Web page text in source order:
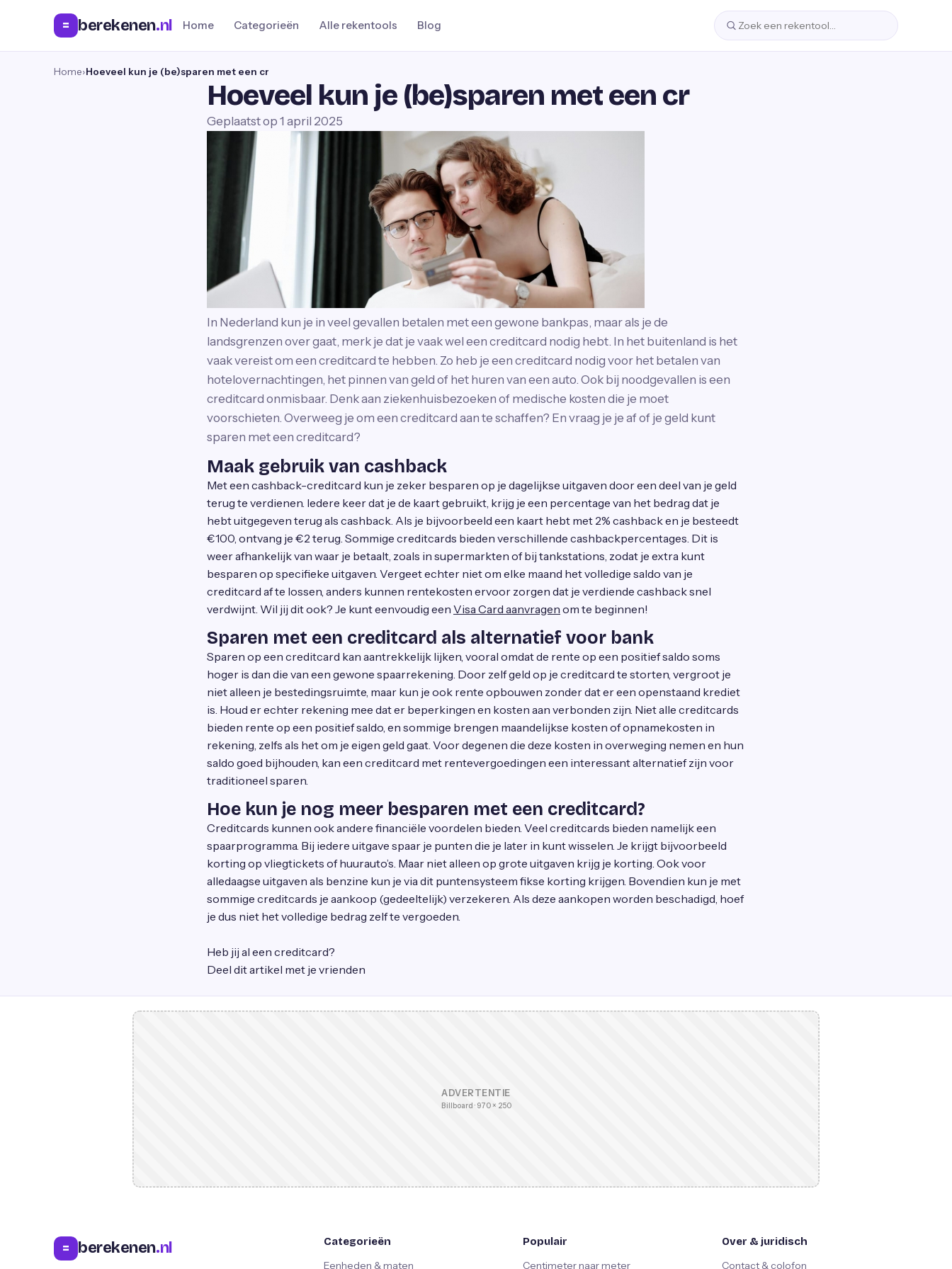
= berekenen.nl Home Categorieën Alle rekentools Blog
Home›Hoeveel kun je (be)sparen met een cr
Hoeveel kun je (be)sparen met een cr
Geplaatst op 1 april 2025
In Nederland kun je in veel gevallen betalen met een gewone bankpas, maar als je de
landsgrenzen over gaat, merk je dat je vaak wel een creditcard nodig hebt. In het buitenland is het
vaak vereist om een creditcard te hebben. Zo heb je een creditcard nodig voor het betalen van
hotelovernachtingen, het pinnen van geld of het huren van een auto. Ook bij noodgevallen is een
creditcard onmisbaar. Denk aan ziekenhuisbezoeken of medische kosten die je moet
voorschieten. Overweeg je om een creditcard aan te schaffen? En vraag je je af of je geld kunt
sparen met een creditcard?
Maak gebruik van cashback
Met een cashback-creditcard kun je zeker besparen op je dagelijkse uitgaven door een deel van je geld
terug te verdienen. Iedere keer dat je de kaart gebruikt, krijg je een percentage van het bedrag dat je
hebt uitgegeven terug als cashback. Als je bijvoorbeeld een kaart hebt met 2% cashback en je besteedt
€100, ontvang je €2 terug. Sommige creditcards bieden verschillende cashbackpercentages. Dit is
weer afhankelijk van waar je betaalt, zoals in supermarkten of bij tankstations, zodat je extra kunt
besparen op specifieke uitgaven. Vergeet echter niet om elke maand het volledige saldo van je
creditcard af te lossen, anders kunnen rentekosten ervoor zorgen dat je verdiende cashback snel
verdwijnt. Wil jij dit ook? Je kunt eenvoudig een Visa Card aanvragen om te beginnen!
Sparen met een creditcard als alternatief voor bank
Sparen op een creditcard kan aantrekkelijk lijken, vooral omdat de rente op een positief saldo soms
hoger is dan die van een gewone spaarrekening. Door zelf geld op je creditcard te storten, vergroot je
niet alleen je bestedingsruimte, maar kun je ook rente opbouwen zonder dat er een openstaand krediet
is. Houd er echter rekening mee dat er beperkingen en kosten aan verbonden zijn. Niet alle creditcards
bieden rente op een positief saldo, en sommige brengen maandelijkse kosten of opnamekosten in
rekening, zelfs als het om je eigen geld gaat. Voor degenen die deze kosten in overweging nemen en hun
saldo goed bijhouden, kan een creditcard met rentevergoedingen een interessant alternatief zijn voor
traditioneel sparen.
Hoe kun je nog meer besparen met een creditcard?
Creditcards kunnen ook andere financiële voordelen bieden. Veel creditcards bieden namelijk een
spaarprogramma. Bij iedere uitgave spaar je punten die je later in kunt wisselen. Je krijgt bijvoorbeeld
korting op vliegtickets of huurauto’s. Maar niet alleen op grote uitgaven krijg je korting. Ook voor
alledaagse uitgaven als benzine kun je via dit puntensysteem fikse korting krijgen. Bovendien kun je met
sommige creditcards je aankoop (gedeeltelijk) verzekeren. Als deze aankopen worden beschadigd, hoef
je dus niet het volledige bedrag zelf te vergoeden.
Heb jij al een creditcard?
Deel dit artikel met je vrienden
ADVERTENTIE
Billboard · 970 × 250
= berekenen.nl
Categorieën
Eenheden & maten
Populair
Centimeter naar meter
Over & juridisch
Contact & colofon